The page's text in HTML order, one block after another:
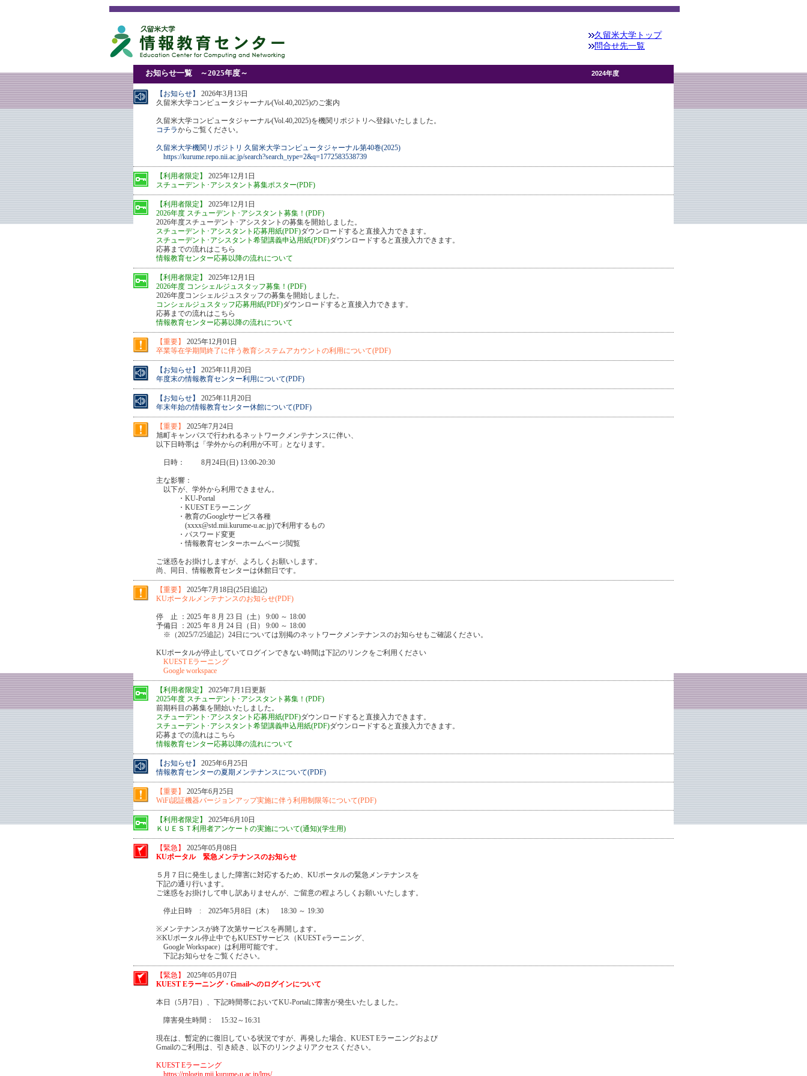
久留米大学トップ
問合せ先一覧
お知らせ一覧 ～2025年度～ 2024年度
【お知らせ】
2026年3月13日
久留米大学コンピュータジャーナル(Vol.40,2025)のご案内
久留米大学コンピュータジャーナル(Vol.40,2025)を機関リポジトリへ登録いたしました。
コチラからご覧ください。
久留米大学機関リポジトリ 久留米大学コンピュータジャーナル第40巻(2025)
https://kurume.repo.nii.ac.jp/search?search_type=2&q=1772583538739
【利用者限定】
2025年12月1日
スチューデント･アシスタント募集ポスター(PDF)
【利用者限定】
2025年12月1日
2026年度 スチューデント･アシスタント募集！(PDF)
2026年度スチューデント･アシスタントの募集を開始しました。
スチューデント･アシスタント応募用紙(PDF)ダウンロードすると直接入力できます。
スチューデント･アシスタント希望講義申込用紙(PDF)ダウンロードすると直接入力できます。
応募までの流れはこちら
情報教育センター応募以降の流れについて
【利用者限定】
2025年12月1日
2026年度 コンシェルジュスタッフ募集！(PDF)
2026年度コンシェルジュスタッフの募集を開始しました。
コンシェルジュスタッフ応募用紙(PDF)ダウンロードすると直接入力できます。
応募までの流れはこちら
情報教育センター応募以降の流れについて
【重要】
2025年12月01日
卒業等在学期間終了に伴う教育システムアカウントの利用について(PDF)
【お知らせ】
2025年11月20日
年度末の情報教育センター利用について(PDF)
【お知らせ】
2025年11月20日
年末年始の情報教育センター休館について(PDF)
【重要】
2025年7月24日
旭町キャンパスで行われるネットワークメンテナンスに伴い、
以下日時帯は「学外からの利用が不可」となります。
日時： 8月24日(日) 13:00-20:30
主な影響：
以下が、学外から利用できません。
・KU-Portal
・KUEST Eラーニング
・教育のGoogleサービス各種
(xxxx@std.mii.kurume-u.ac.jp)で利用するもの
・パスワード変更
・情報教育センターホームページ閲覧
ご迷惑をお掛けしますが、よろしくお願いします。
尚、同日、情報教育センターは休館日です。
【重要】
2025年7月18日(25日追記)
KUポータルメンテナンスのお知らせ(PDF)
停 止 ：2025 年 8 月 23 日（土） 9:00 ～ 18:00
予備日 ：2025 年 8 月 24 日（日） 9:00 ～ 18:00
※（2025/7/25追記）24日については別掲のネットワークメンテナンスのお知らせもご確認ください。
KUポータルが停止していてログインできない時間は下記のリンクをご利用ください
KUEST Eラーニング
Google workspace
【利用者限定】
2025年7月1日更新
2025年度 スチューデント･アシスタント募集！(PDF)
前期科目の募集を開始いたしました。
スチューデント･アシスタント応募用紙(PDF)ダウンロードすると直接入力できます。
スチューデント･アシスタント希望講義申込用紙(PDF)ダウンロードすると直接入力できます。
応募までの流れはこちら
情報教育センター応募以降の流れについて
【お知らせ】
2025年6月25日
情報教育センターの夏期メンテナンスについて(PDF)
【重要】
2025年6月25日
WiFi認証機器バージョンアップ実施に伴う利用制限等について(PDF)
【利用者限定】
2025年6月10日
ＫＵＥＳＴ利用者アンケートの実施について(通知)(学生用)
【緊急】
2025年05月08日
KUポータル 緊急メンテナンスのお知らせ
５月７日に発生しました障害に対応するため、KUポータルの緊急メンテナンスを
下記の通り行います。
ご迷惑をお掛けして申し訳ありませんが、ご留意の程よろしくお願いいたします。
停止日時 : 2025年5月8日（木） 18:30 ～ 19:30
※メンテナンスが終了次第サービスを再開します。
※KUポータル停止中でもKUESTサービス（KUEST eラーニング、
Google Workspace）は利用可能です。
下記お知らせをご覧ください。
【緊急】
2025年05月07日
KUEST Eラーニング・Gmailへのログインについて
本日（5月7日）、下記時間帯においてKU-Portalに障害が発生いたしました。
障害発生時間： 15:32～16:31
現在は、暫定的に復旧している状況ですが、再発した場合、KUEST Eラーニングおよび
Gmailのご利用は、引き続き、以下のリンクよりアクセスください。
KUEST Eラーニング
https://rplogin.mii.kurume-u.ac.jp/lms/